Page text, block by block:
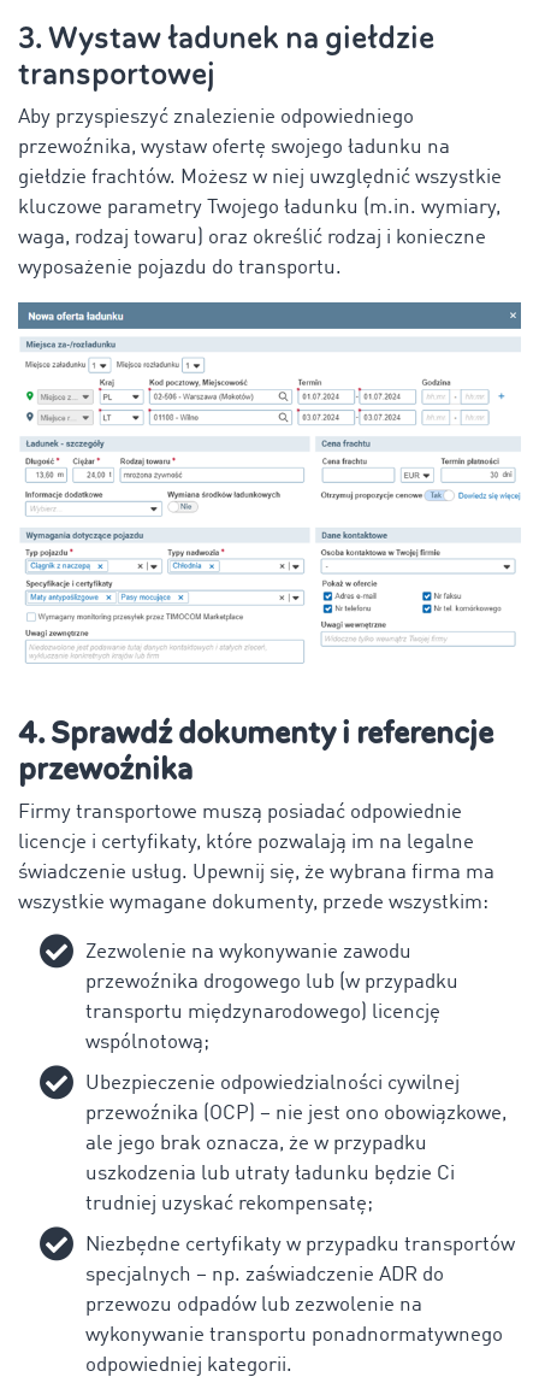
3. Wystaw ładunek na giełdzie
transportowej
Aby przyspieszyć znalezienie odpowiedniego
przewoźnika, wystaw ofertę swojego ładunku na
giełdzie frachtów. Możesz w niej uwzględnić wszystkie
kluczowe parametry Twojego ładunku (m.in. wymiary,
waga, rodzaj towaru) oraz określić rodzaj i konieczne
wyposażenie pojazdu do transportu.
4. Sprawdź dokumenty i referencje
przewoźnika
Firmy transportowe muszą posiadać odpowiednie
licencje i certyfikaty, które pozwalają im na legalne
świadczenie usług. Upewnij się, że wybrana firma ma
wszystkie wymagane dokumenty, przede wszystkim:
Zezwolenie na wykonywanie zawodu
przewoźnika drogowego lub (w przypadku
transportu międzynarodowego) licencję
wspólnotową;
Ubezpieczenie odpowiedzialności cywilnej
przewoźnika (OCP) – nie jest ono obowiązkowe,
ale jego brak oznacza, że w przypadku
uszkodzenia lub utraty ładunku będzie Ci
trudniej uzyskać rekompensatę;
Niezbędne certyfikaty w przypadku transportów
specjalnych – np. zaświadczenie ADR do
przewozu odpadów lub zezwolenie na
wykonywanie transportu ponadnormatywnego
odpowiedniej kategorii.